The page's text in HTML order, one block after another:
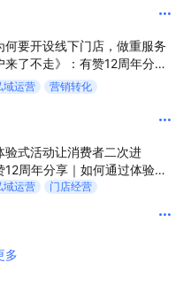
何要开设线下门店，做重服务
来了不走》：有赞12周年分享
下门店，做重服务体验？让
域运营 营销转化
验式活动让消费者二次进
12周年分享｜如何通过体验式
二次进店？
域运营
门店经营
多